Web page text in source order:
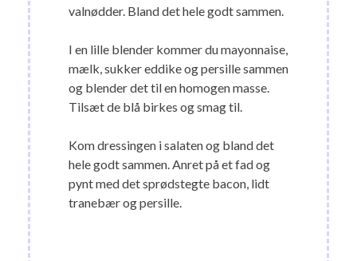
valnødder. Bland det hele godt sammen.
I en lille blender kommer du mayonnaise,
mælk, sukker eddike og persille sammen
og blender det til en homogen masse.
Tilsæt de blå birkes og smag til.
Kom dressingen i salaten og bland det
hele godt sammen. Anret på et fad og
pynt med det sprødstegte bacon, lidt
tranebær og persille.